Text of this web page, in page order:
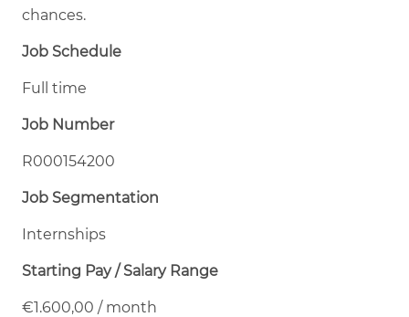
chances.
Job Schedule
Full time
Job Number
R000154200
Job Segmentation
Internships
Starting Pay / Salary Range
€1.600,00 / month